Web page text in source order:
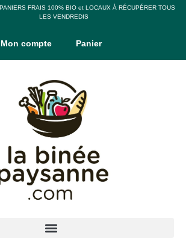
FRAIS 100% BIO et LOCAUX À RÉCUPÉRER TOUS
LES VENDREDIS
Mon compte Panier